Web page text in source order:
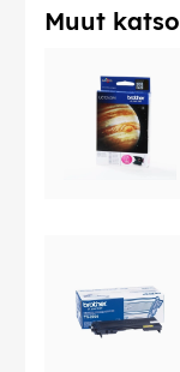
Muut